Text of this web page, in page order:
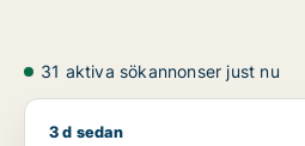
31 aktiva sökannonser just nu
Per söker lager, industrilokal
3 d sedan